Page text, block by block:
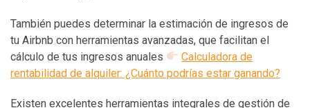
También puedes determinar la estimación de ingresos de
tu Airbnb con herramientas avanzadas, que facilitan el
cálculo de tus ingresos anuales
Calculadora de
rentabilidad de alquiler: ¿Cuánto podrías estar ganando?
Existen excelentes herramientas integrales de gestión de